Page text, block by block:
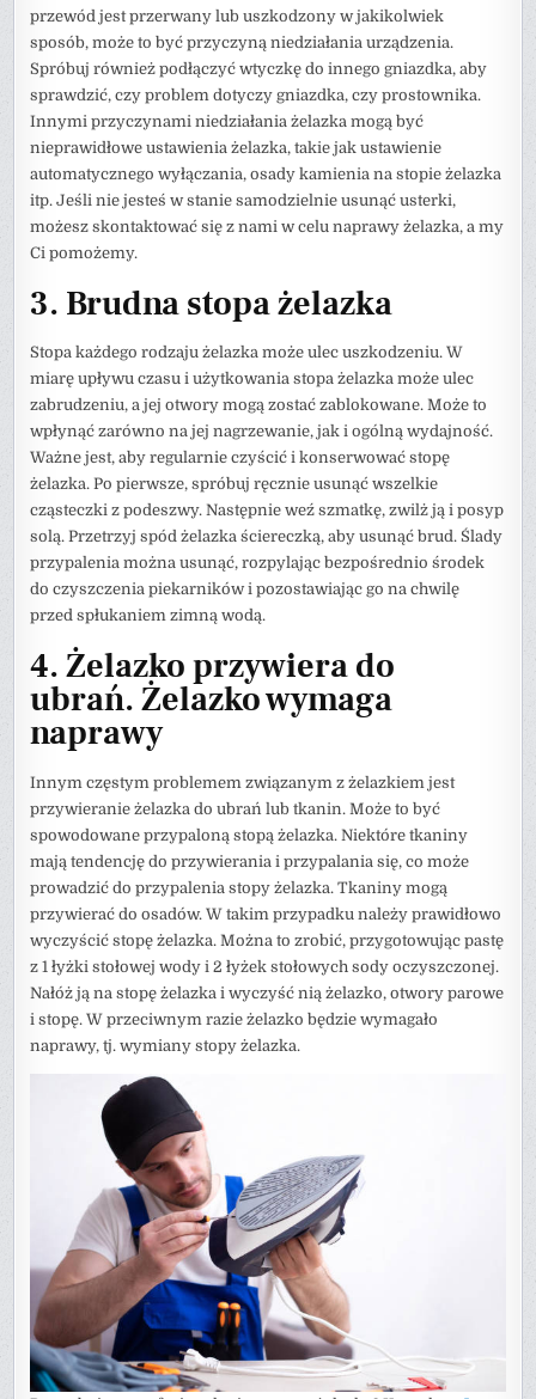
przewód jest przerwany lub uszkodzony w jakikolwiek
sposób, może to być przyczyną niedziałania urządzenia.
Spróbuj również podłączyć wtyczkę do innego gniazdka, aby
sprawdzić, czy problem dotyczy gniazdka, czy prostownika.
Innymi przyczynami niedziałania żelazka mogą być
nieprawidłowe ustawienia żelazka, takie jak ustawienie
automatycznego wyłączania, osady kamienia na stopie żelazka
itp. Jeśli nie jesteś w stanie samodzielnie usunąć usterki,
możesz skontaktować się z nami w celu naprawy żelazka, a my
Ci pomożemy.
3. Brudna stopa żelazka
Stopa każdego rodzaju żelazka może ulec uszkodzeniu. W
miarę upływu czasu i użytkowania stopa żelazka może ulec
zabrudzeniu, a jej otwory mogą zostać zablokowane. Może to
wpłynąć zarówno na jej nagrzewanie, jak i ogólną wydajność.
Ważne jest, aby regularnie czyścić i konserwować stopę
żelazka. Po pierwsze, spróbuj ręcznie usunąć wszelkie
cząsteczki z podeszwy. Następnie weź szmatkę, zwilż ją i posyp
solą. Przetrzyj spód żelazka ściereczką, aby usunąć brud. Ślady
przypalenia można usunąć, rozpylając bezpośrednio środek
do czyszczenia piekarników i pozostawiając go na chwilę
przed spłukaniem zimną wodą.
4. Żelazko przywiera do
ubrań. Żelazko wymaga
naprawy
Innym częstym problemem związanym z żelazkiem jest
przywieranie żelazka do ubrań lub tkanin. Może to być
spowodowane przypaloną stopą żelazka. Niektóre tkaniny
mają tendencję do przywierania i przypalania się, co może
prowadzić do przypalenia stopy żelazka. Tkaniny mogą
przywierać do osadów. W takim przypadku należy prawidłowo
wyczyścić stopę żelazka. Można to zrobić, przygotowując pastę
z 1 łyżki stołowej wody i 2 łyżek stołowych sody oczyszczonej.
Nałóż ją na stopę żelazka i wyczyść nią żelazko, otwory parowe
i stopę. W przeciwnym razie żelazko będzie wymagało
naprawy, tj. wymiany stopy żelazka.